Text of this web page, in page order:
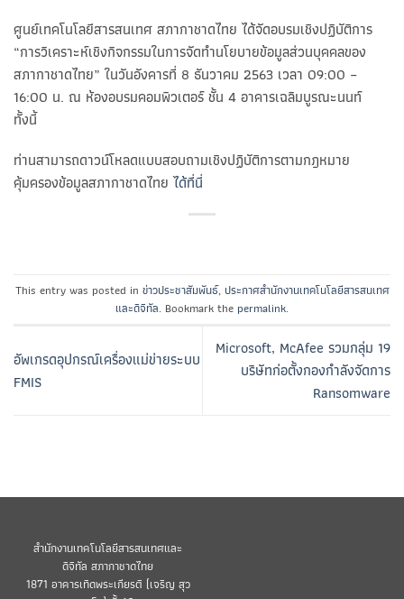
ศูนย์เทคโนโลยีสารสนเทศ สภากาชาดไทย ได้จัดอบรมเชิงปฏิบัติการ
“การวิเคราะห์เชิงกิจกรรมในการจัดทำนโยบายข้อมูลส่วนบุคคลของ
สภากาชาดไทย” ในวันอังคารที่ 8 ธันวาคม 2563 เวลา 09:00 –
16:00 น. ณ ห้องอบรมคอมพิวเตอร์ ชั้น 4 อาคารเฉลิมบูรณะนนท์
ทั้งนี้
ท่านสามารถดาวน์โหลดแบบสอบถามเชิงปฏิบัติการตามกฎหมาย
คุ้มครองข้อมูลสภากาชาดไทย ได้ที่นี่
This entry was posted in ข่าวประชาสัมพันธ์, ประกาศสำนักงานเทคโนโลยีสารสนเทศ
และดิจิทัล. Bookmark the permalink.
อัพเกรดอุปกรณ์เครื่องแม่ข่ายระบบ
FMIS
Microsoft, McAfee รวมกลุ่ม 19
บริษัทก่อตั้งกองกำลังจัดการ
Ransomware
สำนักงานเทคโนโลยีสารสนเทศและ
ดิจิทัล สภากาชาดไทย
1871 อาคารเทิดพระเกียรติ (เจริญ สุว